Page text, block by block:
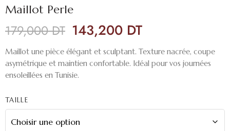
Maillot Perle
179,000DT 143,200 DT
Maillot une pièce élégant et sculptant. Texture nacrée, coupe
asymétrique et maintien confortable. Idéal pour vos journées
ensoleillées en Tunisie.
TAILLE